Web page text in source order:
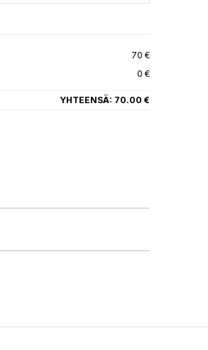
70 €
0 €
YHTEENSÄ: 70.00 €